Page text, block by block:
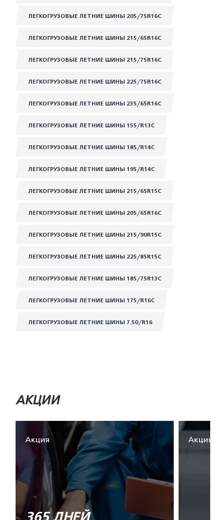
ЛЕГКОГРУЗОВЫЕ ЛЕТНИЕ ШИНЫ 205/75R16C
ЛЕГКОГРУЗОВЫЕ ЛЕТНИЕ ШИНЫ 215/65R16C
ЛЕГКОГРУЗОВЫЕ ЛЕТНИЕ ШИНЫ 215/75R16C
ЛЕГКОГРУЗОВЫЕ ЛЕТНИЕ ШИНЫ 225/75R16C
ЛЕГКОГРУЗОВЫЕ ЛЕТНИЕ ШИНЫ 235/65R16C
ЛЕГКОГРУЗОВЫЕ ЛЕТНИЕ ШИНЫ 155/R13C
ЛЕГКОГРУЗОВЫЕ ЛЕТНИЕ ШИНЫ 185/R14C
ЛЕГКОГРУЗОВЫЕ ЛЕТНИЕ ШИНЫ 195/R14C
ЛЕГКОГРУЗОВЫЕ ЛЕТНИЕ ШИНЫ 215/65R15C
ЛЕГКОГРУЗОВЫЕ ЛЕТНИЕ ШИНЫ 205/65R16C
ЛЕГКОГРУЗОВЫЕ ЛЕТНИЕ ШИНЫ 215/90R15C
ЛЕГКОГРУЗОВЫЕ ЛЕТНИЕ ШИНЫ 225/85R15C
ЛЕГКОГРУЗОВЫЕ ЛЕТНИЕ ШИНЫ 185/75R13C
ЛЕГКОГРУЗОВЫЕ ЛЕТНИЕ ШИНЫ 175/R16C
ЛЕГКОГРУЗОВЫЕ ЛЕТНИЕ ШИНЫ 7.50/R16
АКЦИИ
Акция Акция